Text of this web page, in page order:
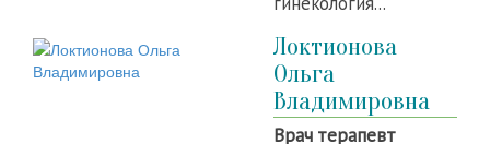
Локтионова
Ольга
Владимировна
Врач терапевт